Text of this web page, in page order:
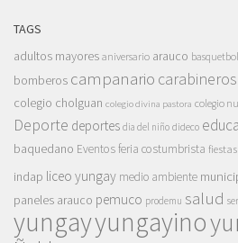
TAGS
adultos mayores aniversario arauco basquetbol
bomberos campanario carabineros
colegio cholguan colegio divina pastora colegio
Deporte deportes dia del niño dideco
baquedano Eventosferia costumbrista
indap liceo yungay medio ambiente
paneles arauco pemuco prodemu salud
yungayyungayino